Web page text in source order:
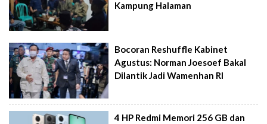
Kampung Halaman
Bocoran Reshuffle Kabinet
Agustus: Norman Joesoef Bakal
Dilantik Jadi Wamenhan RI
4 HP Redmi Memori 256 GB dan